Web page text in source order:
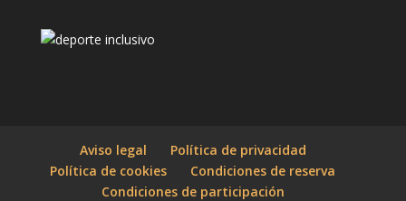
Aviso legal
Política de privacidad
Política de cookies
Condiciones de reserva
Condiciones de participación